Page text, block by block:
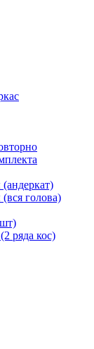
голова)
ряда кос)